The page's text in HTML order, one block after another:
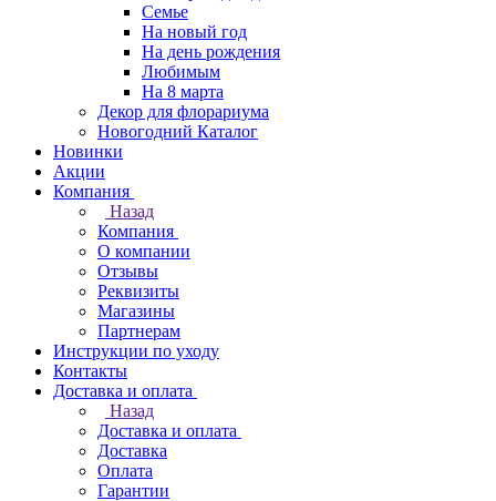
Семье
На новый год
На день рождения
Любимым
На 8 марта
Декор для флорариума
Новогодний Каталог
Новинки
Акции
Компания
Назад
Компания
О компании
Отзывы
Реквизиты
Магазины
Партнерам
Инструкции по уходу
Контакты
Доставка и оплата
Назад
Доставка и оплата
Доставка
Оплата
Гарантии